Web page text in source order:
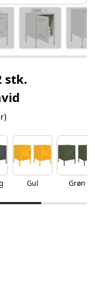
stk.
Gul Grøn